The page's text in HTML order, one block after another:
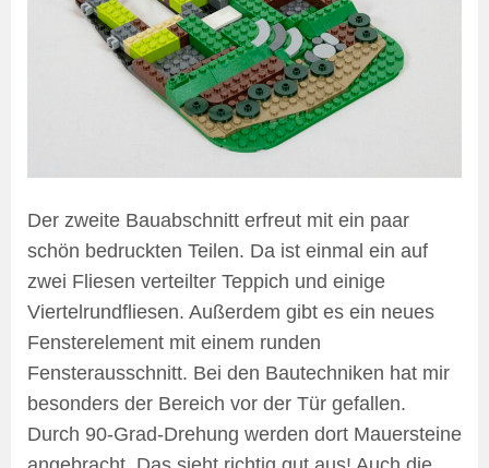
Der zweite Bauabschnitt erfreut mit ein paar
schön bedruckten Teilen. Da ist einmal ein auf
zwei Fliesen verteilter Teppich und einige
Viertelrundfliesen. Außerdem gibt es ein neues
Fensterelement mit einem runden
Fensterausschnitt. Bei den Bautechniken hat mir
besonders der Bereich vor der Tür gefallen.
Durch 90-Grad-Drehung werden dort Mauersteine